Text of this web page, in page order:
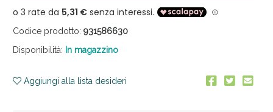
Codice prodotto: 931586630
Disponibilità: In magazzino
Aggiungi alla lista desideri